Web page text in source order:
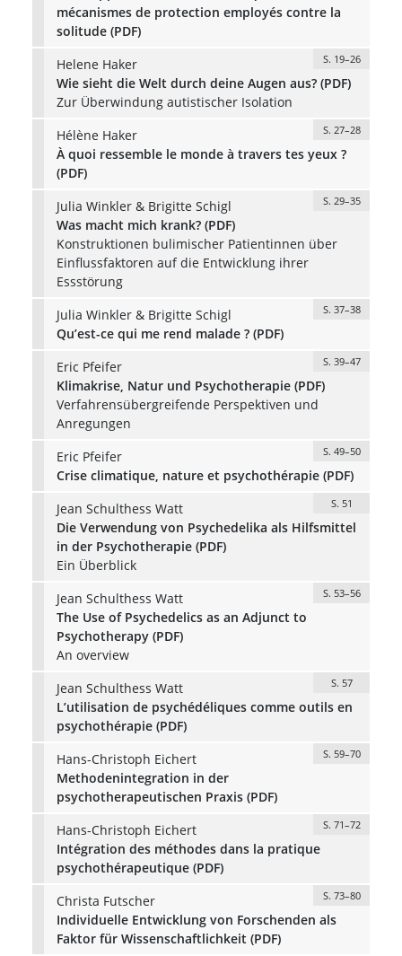
mécanismes de protection employés contre la
solitude (PDF)
Helene Haker
S. 19–26
Wie sieht die Welt durch deine Augen aus? (PDF)
Zur Überwindung autistischer Isolation
Hélène Haker
S. 27–28
À quoi ressemble le monde à travers tes yeux ?
(PDF)
Julia Winkler & Brigitte Schigl
S. 29–35
Was macht mich krank? (PDF)
Konstruktionen bulimischer Patientinnen über
Einflussfaktoren auf die Entwicklung ihrer
Essstörung
Julia Winkler & Brigitte Schigl
S. 37–38
Qu’est-ce qui me rend malade ? (PDF)
Eric Pfeifer
S. 39–47
Klimakrise, Natur und Psychotherapie (PDF)
Verfahrensübergreifende Perspektiven und
Anregungen
Eric Pfeifer
S. 49–50
Crise climatique, nature et psychothérapie (PDF)
Jean Schulthess Watt
S. 51
Die Verwendung von Psychedelika als Hilfsmittel
in der Psychotherapie (PDF)
Ein Überblick
Jean Schulthess Watt
S. 53–56
The Use of Psychedelics as an Adjunct to
Psychotherapy (PDF)
An overview
Jean Schulthess Watt
S. 57
L’utilisation de psychédéliques comme outils en
psychothérapie (PDF)
Hans-Christoph Eichert
S. 59–70
Methodenintegration in der
psychotherapeutischen Praxis (PDF)
Hans-Christoph Eichert
S. 71–72
Intégration des méthodes dans la pratique
psychothérapeutique (PDF)
Christa Futscher
S. 73–80
Individuelle Entwicklung von Forschenden als
Faktor für Wissenschaftlichkeit (PDF)